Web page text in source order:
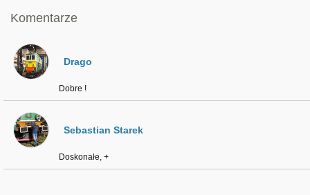
Komentarze
Drago
Dobre !
Sebastian Starek
Doskonałe, +